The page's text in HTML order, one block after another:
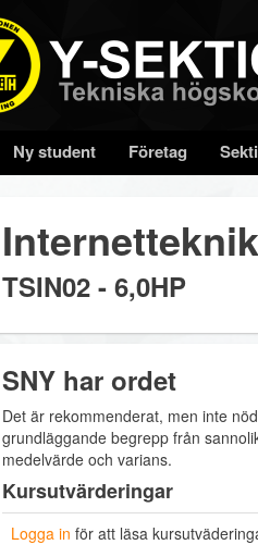
Ny student Företag
Internetteknik
TSIN02 - 6,0HP
SNY har ordet
Det är rekommenderat, men inte
grundläggande begrepp från
medelvärde och varians.
Kursutvärderingar
Logga in för att läsa